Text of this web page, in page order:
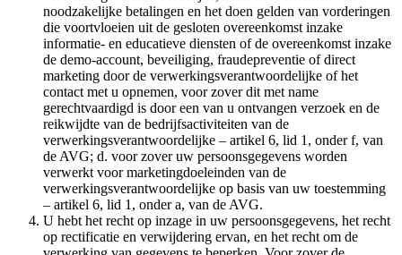
noodzakelijke betalingen en het doen gelden van vorderingen
die voortvloeien uit de gesloten overeenkomst inzake
informatie- en educatieve diensten of de overeenkomst inzake
de demo-account, beveiliging, fraudepreventie of direct
marketing door de verwerkingsverantwoordelijke of het
contact met u opnemen, voor zover dit met name
gerechtvaardigd is door een van u ontvangen verzoek en de
reikwijdte van de bedrijfsactiviteiten van de
verwerkingsverantwoordelijke – artikel 6, lid 1, onder f, van
de AVG; d. voor zover uw persoonsgegevens worden
verwerkt voor marketingdoeleinden van de
verwerkingsverantwoordelijke op basis van uw toestemming
– artikel 6, lid 1, onder a, van de AVG.
U hebt het recht op inzage in uw persoonsgegevens, het recht
op rectificatie en verwijdering ervan, en het recht om de